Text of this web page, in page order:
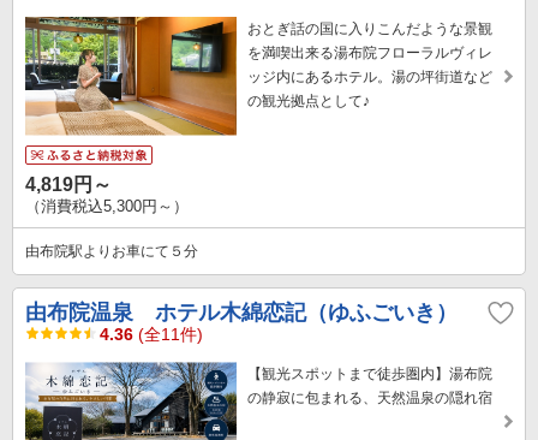
おとぎ話の国に入りこんだような景観
を満喫出来る湯布院フローラルヴィレ
ッジ内にあるホテル。湯の坪街道など
の観光拠点として♪
4,819円～
（消費税込5,300円～）
由布院駅よりお車にて５分
由布院温泉 ホテル木綿恋記（ゆふごいき）
4.36 (全11件)
【観光スポットまで徒歩圏内】湯布院
の静寂に包まれる、天然温泉の隠れ宿